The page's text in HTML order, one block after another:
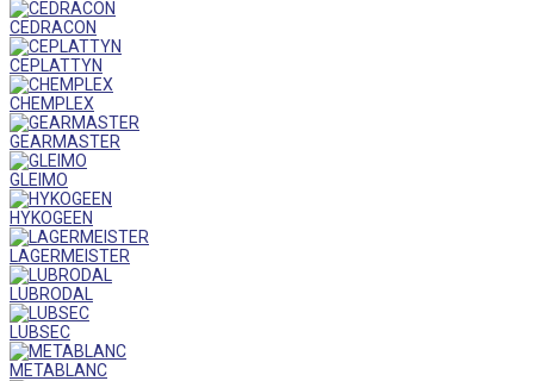
CEDRACON
CEPLATTYN
CHEMPLEX
GEARMASTER
GLEIMO
HYKOGEEN
LAGERMEISTER
LUBRODAL
LUBSEC
METABLANC